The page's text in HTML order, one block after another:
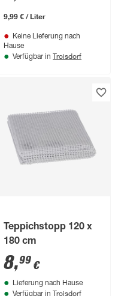
9,99 € / Liter
Keine Lieferung nach
Hause
Verfügbar in Troisdorf
Teppichstopp 120 x
180 cm
8,99 €
Lieferung nach Hause
Verfügbar in Troisdorf